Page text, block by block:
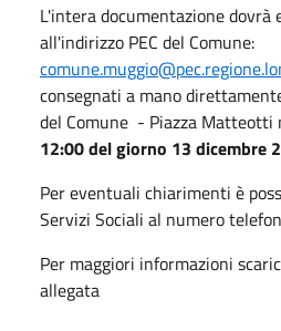
L'intera documentazione dovrà
all'indirizzo PEC del Comune:
consegnati a mano
del Comune - Piazza
12:00 del giorno 13 dicembre
Per eventuali chiarimenti è
Servizi Sociali al numero
Per maggiori informazioni
allegata